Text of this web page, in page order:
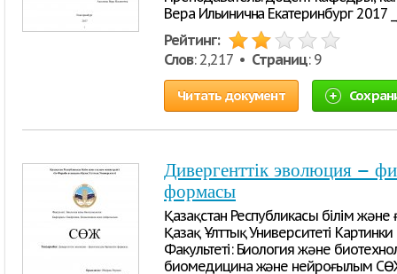
Вера Ильинична Екатеринбург 2017
Рейтинг:
Слов: 2,217 • Страниц: 9
Читать документ
Дивергенттік эволюция –
формасы
Қазақстан Республикасы білім
Қазақ Ұлттық Университеті
Факультеті: Биология және
биомедицина және нейроғылым